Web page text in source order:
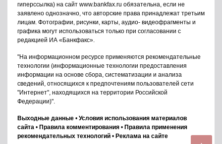
гиперссылка) на сайт www.bankfax.ru обязательна, если не
заявлено однозначно, что авторские права принадлежат третьим
лицам. Фотографии, рисунки, карты, аудио- видеофрагменты и
графика могут использоваться только при согласовании с
редакцией ИА «Банкфакс».
"На информационном ресурсе применяются рекомендательные
технологии (информационные технологии предоставления
информации на основе сбора, систематизации и анализа
сведений, относящихся к предпочтениям пользователей сети
"Интернет", находящихся на территории Российской
Федерации)".
Выходные данные • Условия использования материалов
сайта • Правила комментирования • Правила применения
рекомендательных технологий • Реклама на сайте